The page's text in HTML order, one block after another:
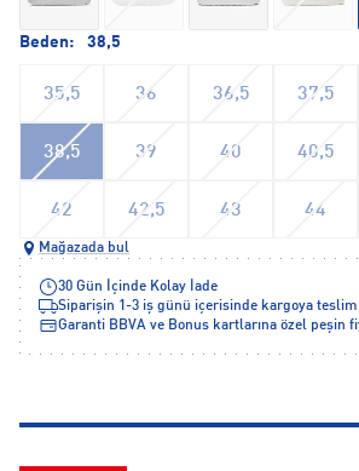
Beden: 38,5
35,5 36 36,5 37,5
38,5 39 40 40,5
42 42,5 43 44
Mağazada bul
30 Gün İçinde Kolay İade
Siparişin 1-3 iş günü içerisinde kargoya
Garanti BBVA ve Bonus kartlarına özel peşin